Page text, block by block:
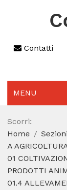
Contatti
MENU
SEZIONI
CODICE
REGIME
Scorri:
Home
Sezioni
A
01
PRODOTTI
01.4